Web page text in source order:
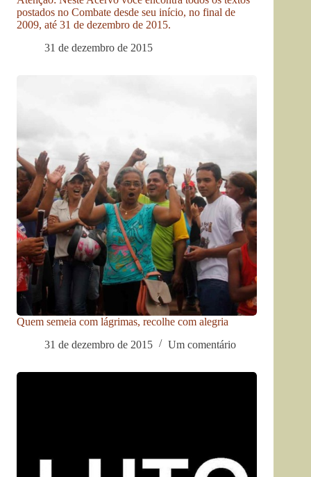
postados no Combate desde seu início, no final de
2009, até 31 de dezembro de 2015.
31 de dezembro de 2015
Quem semeia com lágrimas, recolhe com alegria
31 de dezembro de 2015
Um comentário